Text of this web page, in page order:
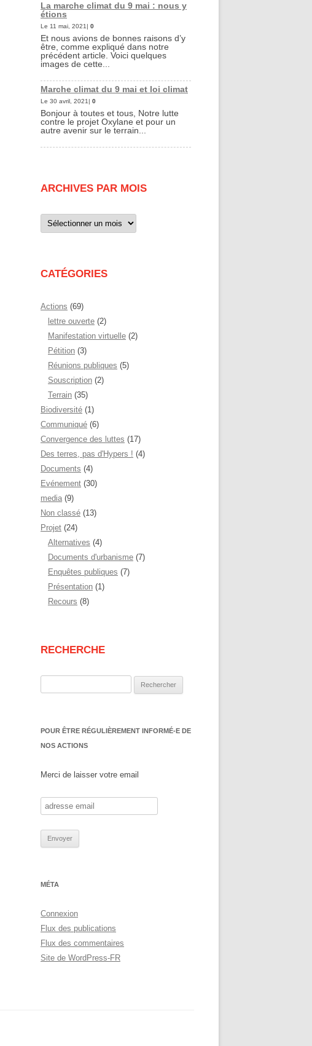
La marche climat du 9 mai : nous y
étions
Le 11 mai, 2021| 0
Et nous avions de bonnes raisons d’y
être, comme expliqué dans notre
précédent article. Voici quelques
images de cette...
Marche climat du 9 mai et loi climat
Le 30 avril, 2021| 0
Bonjour à toutes et tous, Notre lutte
contre le projet Oxylane et pour un
autre avenir sur le terrain...
ARCHIVES PAR MOIS
Archives
par
CATÉGORIES
Actions (69)
lettre ouverte (2)
Manifestation virtuelle (2)
Pétition (3)
Réunions publiques (5)
Souscription (2)
Terrain (35)
Biodiversité (1)
Communiqué (6)
Convergence des luttes (17)
Des terres, pas d'Hypers ! (4)
Documents (4)
Evénement (30)
media (9)
Non classé (13)
Projet (24)
Alternatives (4)
Documents d'urbanisme (7)
Enquêtes publiques (7)
Présentation (1)
Recours (8)
RECHERCHE
POUR ÊTRE RÉGULIÈREMENT INFORMÉ-E DE
NOS ACTIONS
Merci de laisser votre email
MÉTA
Connexion
Flux des publications
Flux des commentaires
Site de WordPress-FR